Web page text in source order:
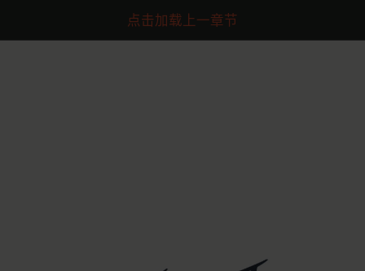
点击加载上一章节